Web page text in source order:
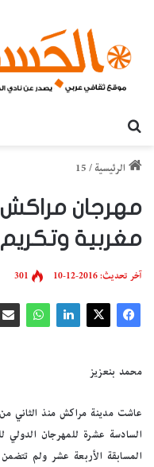
الرئيسية /
15
مهرجان
مغربية وتكريم
آخر تحديث: 2016-12-10 301
محمد بنعزيز
عاشت مدينة مراكش منذ الثاني من
السادسة عشرة للمهرجان الدولي
المسابقة الأربعة عشر ولم